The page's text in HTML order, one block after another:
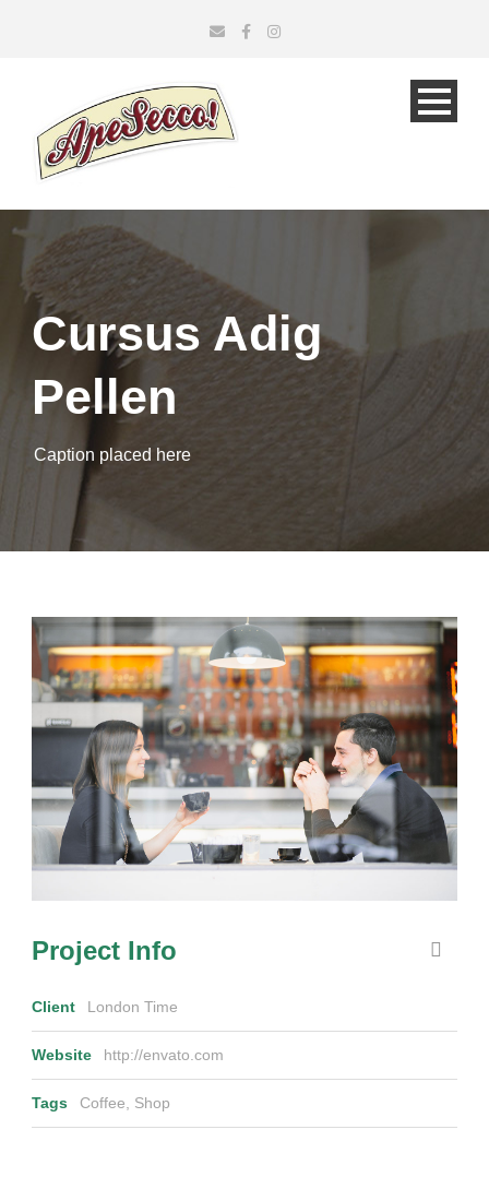
Cursus Adig
Pellen
Caption placed here
Project Info
Client London Time
Website http://envato.com
Tags Coffee Shop